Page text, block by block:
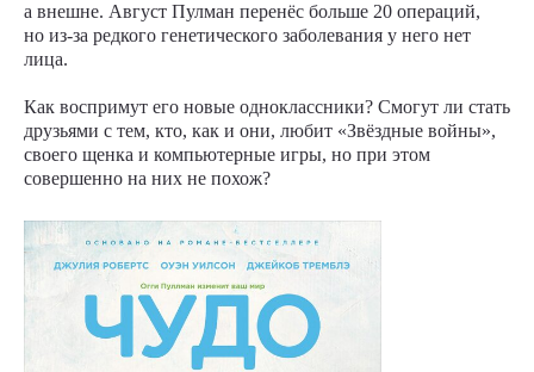
а внешне. Август Пулман перенёс больше 20 операций,
но из-за редкого генетического заболевания у него нет
лица.
Как воспримут его новые одноклассники? Смогут ли стать
друзьями с тем, кто, как и они, любит «Звёздные войны»,
своего щенка и компьютерные игры, но при этом
совершенно на них не похож?